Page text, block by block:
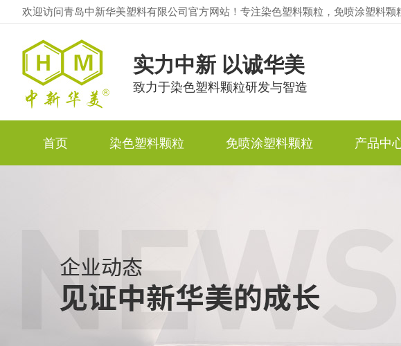
欢迎访问青岛中新华美塑料有限公司官方网站！专注染色塑料颗粒，免喷涂塑料颗
实力中新 以诚华美
致力于染色塑料颗粒研发与智造
首页 染色塑料颗粒 免喷涂塑料颗粒 产品中